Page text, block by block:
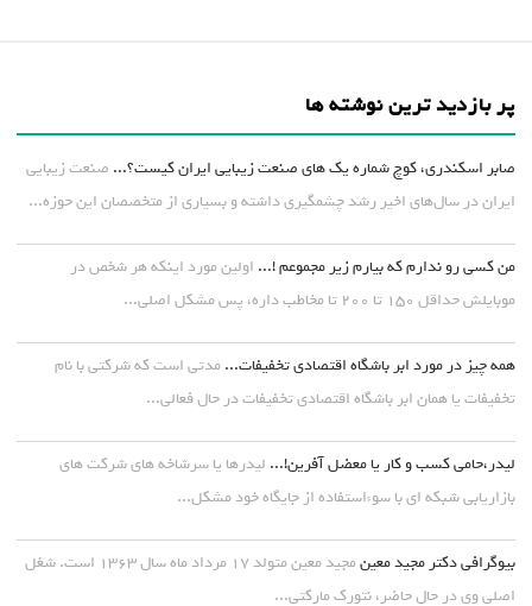
پر بازدید ترین نوشته ها
صابر اسکندری، کوچ شماره یک های صنعت زیبایی ایران کیست؟... صنعت زیبایی
ایران در سال‌های اخیر رشد چشمگیری داشته و بسیاری از متخصصان این حوزه...
من کسی رو ندارم که بیارم زیر مجموعم !... اولین مورد اینکه هر شخص در
موبایلش حداقل ۱۵۰ تا ۲۰۰ تا مخاطب داره، پس مشکل اصلی...
همه چیز در مورد ابر باشگاه اقتصادی تخفیفات... مدتی است که شرکتی با نام
تخفیفات یا همان ابر باشگاه اقتصادی تخفیفات در حال فعالی...
لیدر،حامی کسب و کار یا معضل آفرین!... لیدرها یا سرشاخه های شرکت های
بازاریابی شبکه ای با سوءاستفاده از جایگاه خود مشکل...
بیوگرافی دکتر مجید معین
مجید معین متولد ۱۷ مرداد ماه سال ۱۳۶۳ است. شغل
اصلی وی در حال حاضر، نتورک مارکتی...